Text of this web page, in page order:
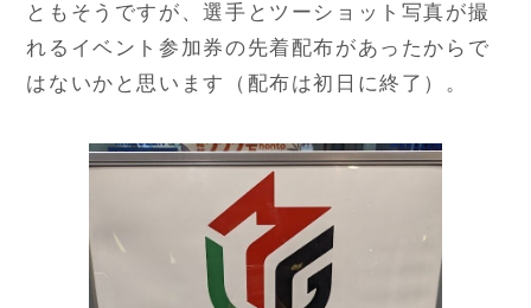
ともそうですが、選手とツーショット写真が撮
れるイベント参加券の先着配布があったからで
はないかと思います（配布は初日に終了）。